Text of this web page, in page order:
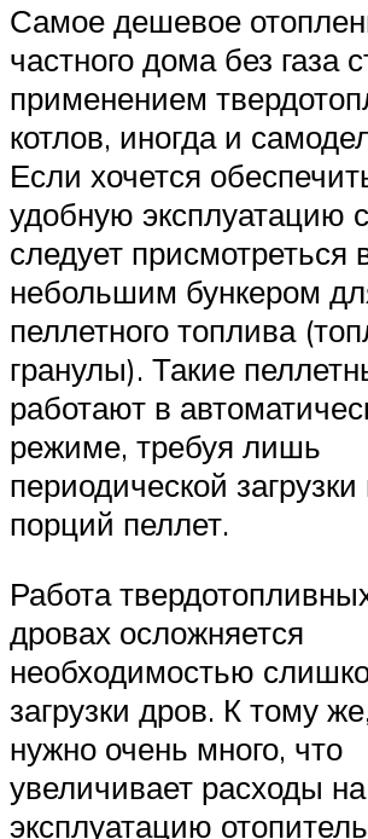
Самое дешевое
частного дома без газа
применением
котлов, иногда и
Если хочется
удобную эксплуатацию
следует присмотреться
небольшим бункером
пеллетного топлива
гранулы). Такие
работают в
режиме, требуя лишь
периодической
порций пеллет.
Работа
дровах осложняется
необходимостью
загрузки дров. К тому
нужно очень много, что
увеличивает расходы на
эксплуатацию